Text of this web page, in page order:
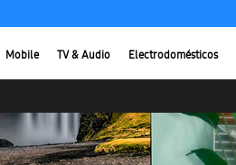
Mobile TV & Audio Electrodomésticos